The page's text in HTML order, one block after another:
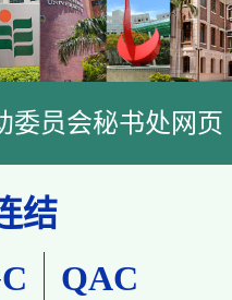
委员会秘书处网页
结
QAC